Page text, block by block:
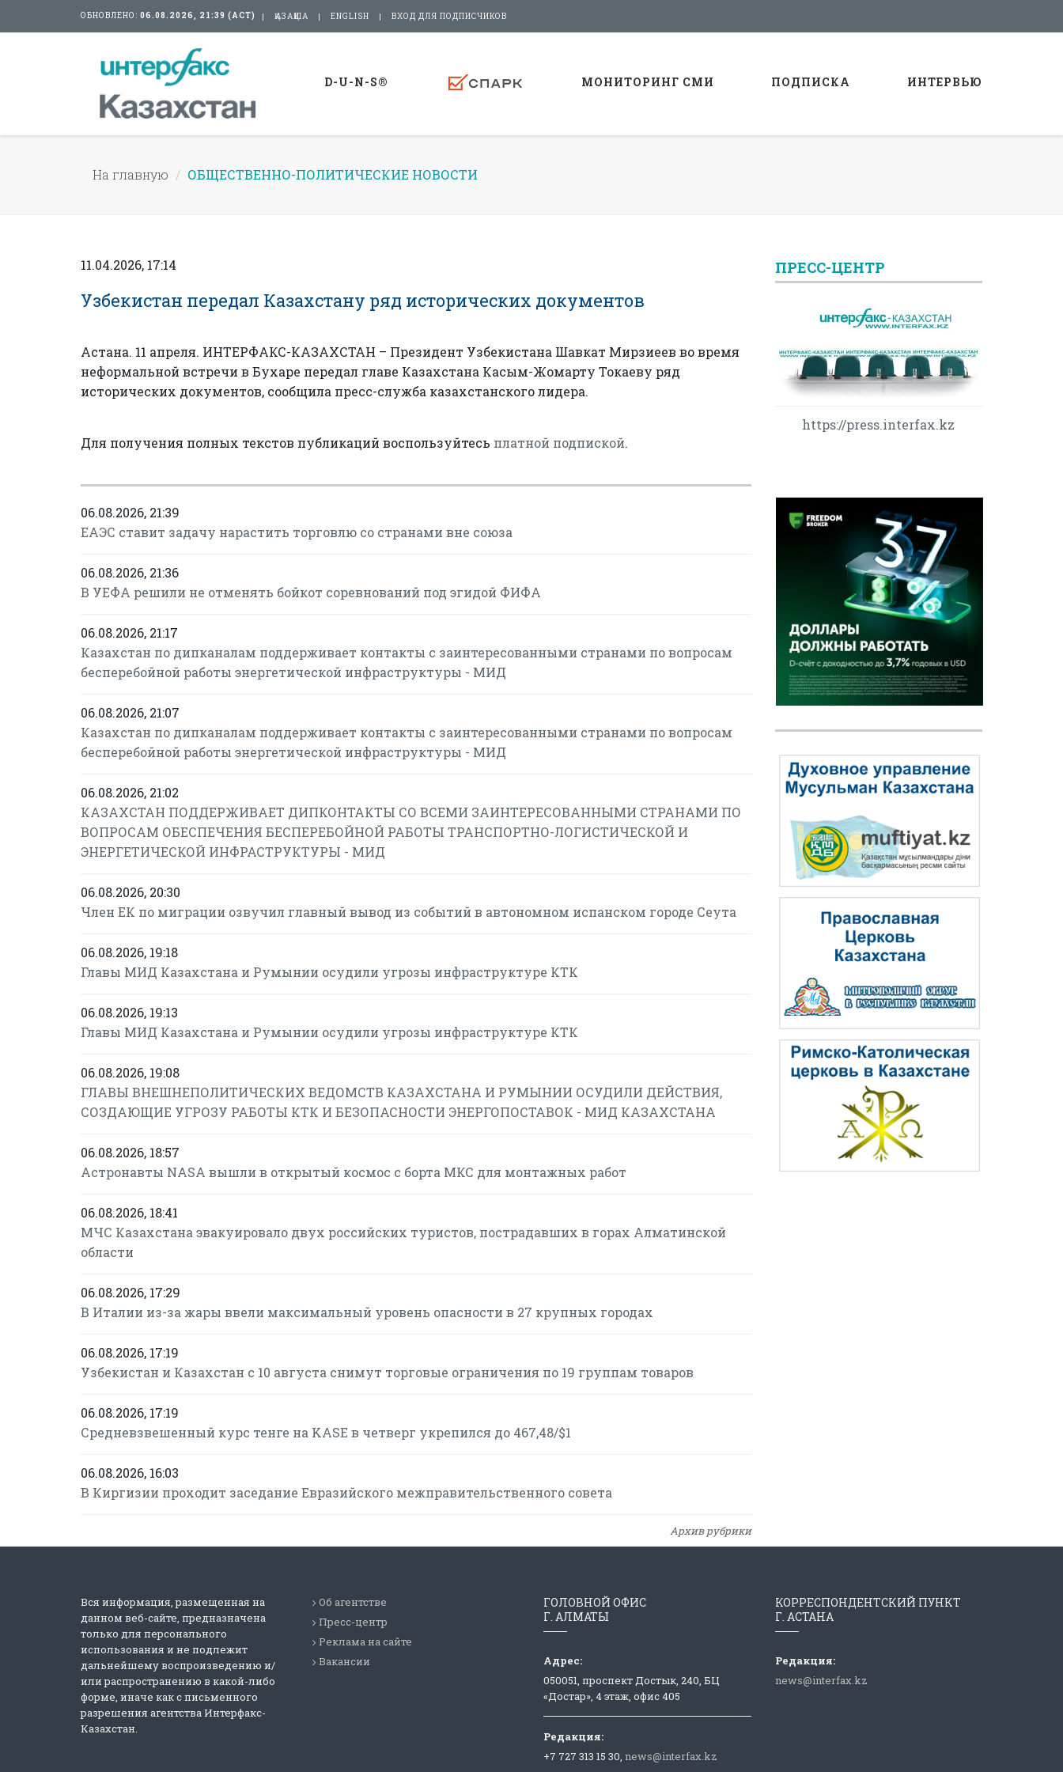
ОБНОВЛЕНО: 06.08.2026, 21:39 (АСТ) ҚАЗАҚША ENGLISH ВХОД ДЛЯ ПОДПИСЧИКОВ
D-U-N-S® МОНИТОРИНГ СМИ ПОДПИСКА ИНТЕРВЬЮ
На главную ОБЩЕСТВЕННО-ПОЛИТИЧЕСКИЕ НОВОСТИ
11.04.2026, 17:14
Узбекистан передал Казахстану ряд исторических документов
Астана. 11 апреля. ИНТЕРФАКС-КАЗАХСТАН – Президент Узбекистана Шавкат Мирзиеев во время
неформальной встречи в Бухаре передал главе Казахстана Касым-Жомарту Токаеву ряд
исторических документов, сообщила пресс-служба казахстанского лидера.
Для получения полных текстов публикаций воспользуйтесь платной подпиской.
06.08.2026, 21:39
ЕАЭС ставит задачу нарастить торговлю со странами вне союза
06.08.2026, 21:36
В УЕФА решили не отменять бойкот соревнований под эгидой ФИФА
06.08.2026, 21:17
Казахстан по дипканалам поддерживает контакты с заинтересованными странами по вопросам
бесперебойной работы энергетической инфраструктуры - МИД
06.08.2026, 21:07
Казахстан по дипканалам поддерживает контакты с заинтересованными странами по вопросам
бесперебойной работы энергетической инфраструктуры - МИД
06.08.2026, 21:02
КАЗАХСТАН ПОДДЕРЖИВАЕТ ДИПКОНТАКТЫ СО ВСЕМИ ЗАИНТЕРЕСОВАННЫМИ СТРАНАМИ ПО
ВОПРОСАМ ОБЕСПЕЧЕНИЯ БЕСПЕРЕБОЙНОЙ РАБОТЫ ТРАНСПОРТНО-ЛОГИСТИЧЕСКОЙ И
ЭНЕРГЕТИЧЕСКОЙ ИНФРАСТРУКТУРЫ - МИД
06.08.2026, 20:30
Член ЕК по миграции озвучил главный вывод из событий в автономном испанском городе Сеута
06.08.2026, 19:18
Главы МИД Казахстана и Румынии осудили угрозы инфраструктуре КТК
06.08.2026, 19:13
Главы МИД Казахстана и Румынии осудили угрозы инфраструктуре КТК
06.08.2026, 19:08
ГЛАВЫ ВНЕШНЕПОЛИТИЧЕСКИХ ВЕДОМСТВ КАЗАХСТАНА И РУМЫНИИ ОСУДИЛИ ДЕЙСТВИЯ,
СОЗДАЮЩИЕ УГРОЗУ РАБОТЫ КТК И БЕЗОПАСНОСТИ ЭНЕРГОПОСТАВОК - МИД КАЗАХСТАНА
06.08.2026, 18:57
Астронавты NASA вышли в открытый космос с борта МКС для монтажных работ
06.08.2026, 18:41
МЧС Казахстана эвакуировало двух российских туристов, пострадавших в горах Алматинской
области
06.08.2026, 17:29
В Италии из-за жары ввели максимальный уровень опасности в 27 крупных городах
06.08.2026, 17:19
Узбекистан и Казахстан с 10 августа снимут торговые ограничения по 19 группам товаров
06.08.2026, 17:19
Средневзвешенный курс тенге на KASE в четверг укрепился до 467,48/$1
06.08.2026, 16:03
В Киргизии проходит заседание Евразийского межправительственного совета
Архив рубрики
ПРЕСС-ЦЕНТР
https://press.interfax.kz
Вся информация, размещенная на
данном веб-сайте, предназначена
только для персонального
использования и не подлежит
дальнейшему воспроизведению и/
или распространению в какой-либо
форме, иначе как с письменного
разрешения агентства Интерфакс-
Казахстан.
Об агентстве
Пресс-центр
Реклама на сайте
Вакансии
ГОЛОВНОЙ ОФИС
Г. АЛМАТЫ
Адрес:
050051, проспект Достык, 240, БЦ
«Достар», 4 этаж, офис 405
Редакция:
+7 727 313 15 30, news@interfax.kz
КОРРЕСПОНДЕНТСКИЙ ПУНКТ
Г. АСТАНА
Редакция:
news@interfax.kz